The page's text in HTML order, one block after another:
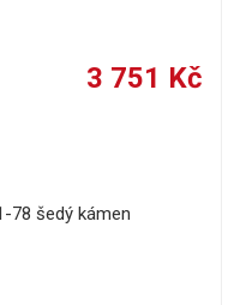
3 751 Kč